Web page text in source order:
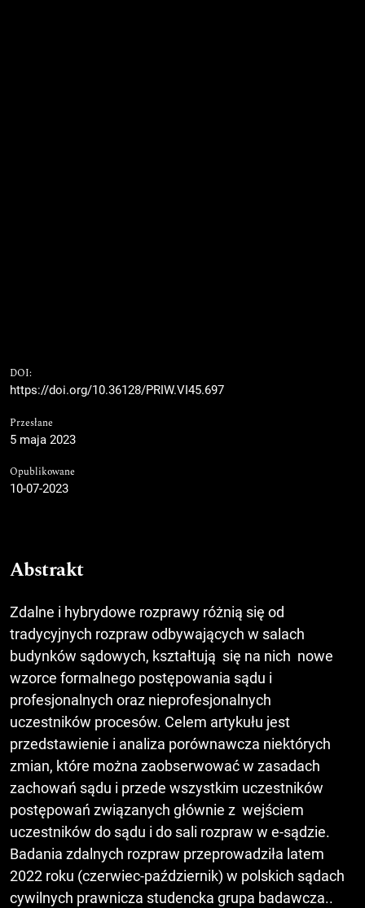
DOI:
https://doi.org/10.36128/PRIW.VI45.697
Przesłane
5 maja 2023
Opublikowane
10-07-2023
Abstrakt
Zdalne i hybrydowe rozprawy różnią się od
tradycyjnych rozpraw odbywających w salach
budynków sądowych, kształtują się na nich nowe
wzorce formalnego postępowania sądu i
profesjonalnych oraz nieprofesjonalnych
uczestników procesów. Celem artykułu jest
przedstawienie i analiza porównawcza niektórych
zmian, które można zaobserwować w zasadach
zachowań sądu i przede wszystkim uczestników
postępowań związanych głównie z wejściem
uczestników do sądu i do sali rozpraw w e-sądzie.
Badania zdalnych rozpraw przeprowadziła latem
2022 roku (czerwiec-październik) w polskich sądach
cywilnych prawnicza studencka grupa badawcza..